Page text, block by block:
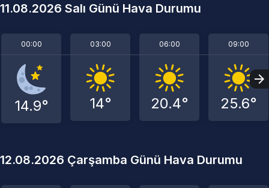
11.08.2026 Salı Günü Hava Durumu
00:00
14.9°
03:00
14°
06:00
20.4°
09:00
25.6°
12.08.2026 Çarşamba Günü Hava Durumu